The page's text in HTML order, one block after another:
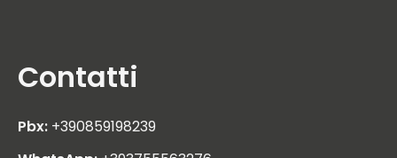
Contatti
Pbx: +390859198239